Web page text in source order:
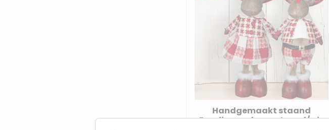
Handgemaakt staand
Rendieren-duo met rood/wit